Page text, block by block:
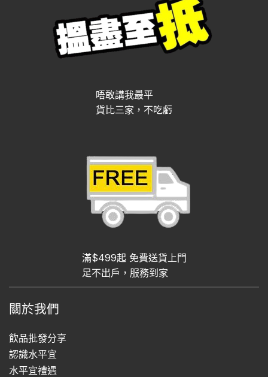
唔敢講我最平
貨比三家，不吃虧
滿$499起 免費送貨上門
足不出戶，服務到家
關於我們
飲品批發分享
認識水平宜
水平宜禮遇